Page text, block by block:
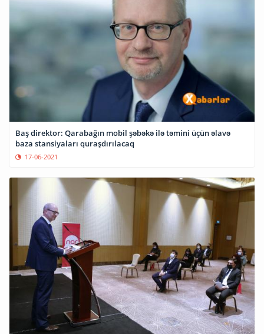
Baş direktor: Qarabağın mobil şəbəkə ilə təmini üçün əlavə
baza stansiyaları quraşdırılacaq
17-06-2021